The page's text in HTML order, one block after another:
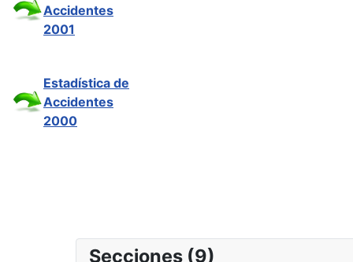
Accidentes
2001
Estadística de
Accidentes
2000
Secciones (9)